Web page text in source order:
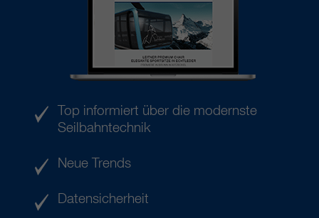
Top informiert über die modernste
Seilbahntechnik
Neue Trends
Datensicherheit